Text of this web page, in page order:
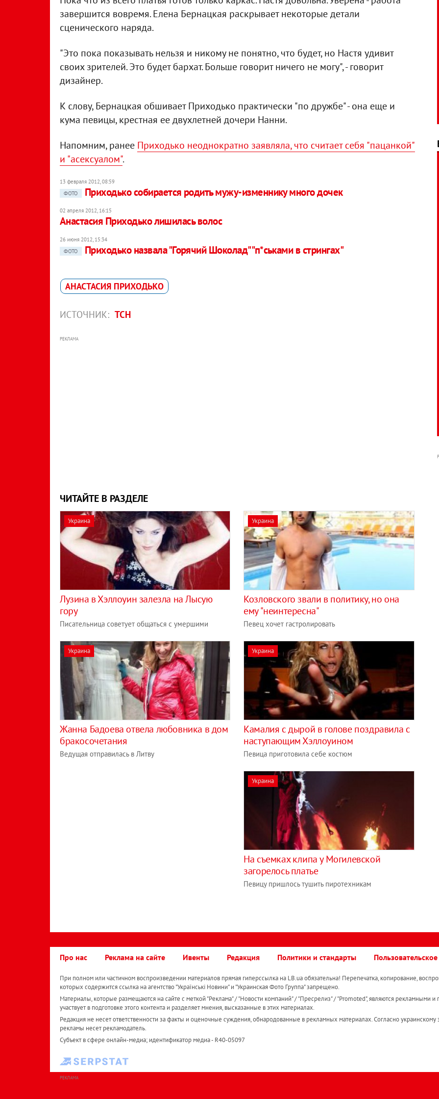
завершится вовремя. Елена Бернацкая раскрывает некоторые детали
сценического наряда.
"Это пока показывать нельзя и никому не понятно, что будет, но Настя удивит
своих зрителей. Это будет бархат. Больше говорит ничего не могу", - говорит
дизайнер.
К слову, Бернацкая обшивает Приходько практически "по дружбе" - она еще и
кума певицы, крестная ее двухлетней дочери Нанни.
Напомним, ранее Приходько неоднократно заявляла, что считает себя "пацанкой"
и "асексуалом".
13 февраля 2012, 08:59
ФОТО
Приходько собирается родить мужу-изменнику много дочек
02 апреля 2012, 16:15
Анастасия Приходько лишилась волос
26 июня 2012, 15:34
ФОТО
Приходько назвала "Горячий Шоколад" "п*ськами в стрингах"
АНАСТАСИЯ ПРИХОДЬКО
ИСТОЧНИК: ТСН
РЕКЛАМА
ЧИТАЙТЕ В РАЗДЕЛЕ
Украина
Лузина в Хэллоуин залезла на Лысую
гору
Писательница советует общаться с умершими
Украина
Козловского звали в политику, но она
ему "неинтересна"
Певец хочет гастролировать
Украина
Жанна Бадоева отвела любовника в дом
бракосочетания
Ведущая отправилась в Литву
Украина
Камалия с дырой в голове поздравила с
наступающим Хэллоуином
Певица приготовила себе костюм
Украина
На съемках клипа у Могилевской
загорелось платье
Певицу пришлось тушить пиротехникам
Про нас Реклама на сайте Ивенты Редакция Политики и стандарты
При полном или частичном воспроизведении материалов прямая гиперссылка на LB.ua обязательна! Перепечатка, копирование,
которых содержится ссылка на агентство "Українськi Новини" и "Украинская Фото Группа" запрещено.
Материалы, которые размещаются на сайте с меткой "Реклама" / "Новости компаний" / "Пресрелиз" / "Promoted", являются рекламными и
участвует в подготовке этого контента и разделяет мнения, высказанные в этих материалах.
Редакция не несет ответственности за факты и оценочные суждения, обнародованные в рекламных материалах. Согласно украинскому
рекламы несет рекламодатель.
Субъект в сфере онлайн-медиа; идентификатор медиа - R40-05097
РЕКЛАМА